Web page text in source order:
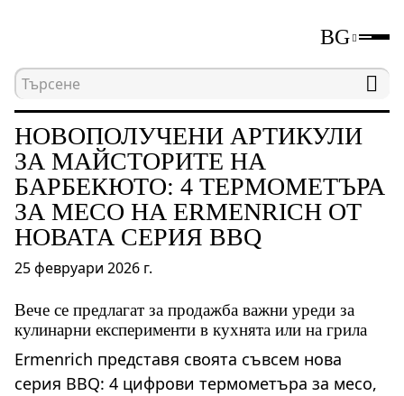
BG
Начална страница Новополучени
НОВОПОЛУЧЕНИ АРТИКУЛИ
ЗА МАЙСТОРИТЕ НА
БАРБЕКЮТО: 4 ТЕРМОМЕТЪРА
ЗА МЕСО НА ERMENRICH ОТ
НОВАТА СЕРИЯ BBQ
25 февруари 2026 г.
Вече се предлагат за продажба важни уреди за
кулинарни експерименти в кухнята или на грила
Ermenrich представя своята съвсем нова
серия BBQ: 4 цифрови термометъра за месо,